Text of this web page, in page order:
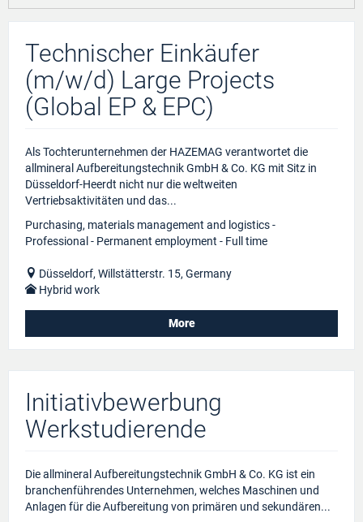
Technischer Einkäufer
(m/w/d) Large Projects
(Global EP & EPC)
Als Tochterunternehmen der HAZEMAG verantwortet die
allmineral Aufbereitungstechnik GmbH & Co. KG mit Sitz in
Düsseldorf-Heerdt nicht nur die weltweiten
Vertriebsaktivitäten und das...
Purchasing, materials management and logistics -
Professional - Permanent employment - Full time
Düsseldorf, Willstätterstr. 15, Germany
Hybrid work
More
Initiativbewerbung
Werkstudierende
Die allmineral Aufbereitungstechnik GmbH & Co. KG ist ein
branchenführendes Unternehmen, welches Maschinen und
Anlagen für die Aufbereitung von primären und sekundären...